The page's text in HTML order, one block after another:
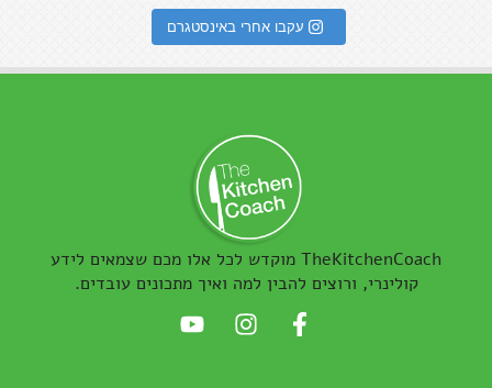
עקבו אחרי באינסטגרם
TheKitchenCoach מוקדש לכל אלו מכם שצמאים לידע
קולינרי, ורוצים להבין למה ואיך מתכונים עובדים.